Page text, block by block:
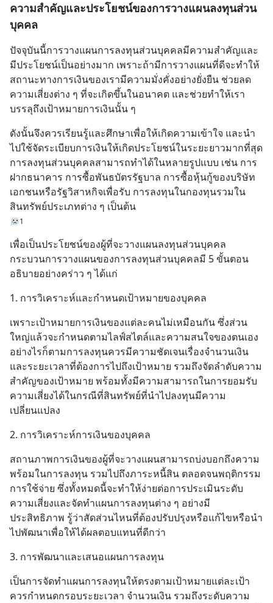
ความสำคัญและประโยชน์ของการวางแผนลงทุนส่วน
บุคคล
ปัจจุบันนี้การวางแผนการลงทุนส่วนบุคคลมีความสำคัญและ
มีประโยชน์เป็นอย่างมาก เพราะถ้ามีการวางแผนที่ดีจะทำให้
สถานะทางการเงินของเรามีความมั่งคั่งอย่างยั่งยืน ช่วยลด
ความเสี่ยงต่าง ๆ ที่จะเกิดขึ้นในอนาคต และช่วยทำให้เรา
บรรลุถึงเป้าหมายการเงินนั้น ๆ
ดังนั้นจึงควรเรียนรู้และศึกษาเพื่อให้เกิดความเข้าใจ และนำ
ไปใช้จัดระเบียบการเงินให้เกิดประโยชน์ในระยะยาวมากที่สุด
การลงทุนส่วนบุคคลสามารถทำได้ในหลายรูปแบบ เช่น การ
ฝากธนาคาร การซื้อพันธบัตรรัฐบาล การซื้อหุ้นกู้ของบริษัท
เอกชนหรือรัฐวิสาหกิจเพื่อรับ การลงทุนในกองทุนรวมใน
สินทรัพย์ประเภทต่าง ๆ เป็นต้น
1
เพื่อเป็นประโยชน์ของผู้ที่จะวางแผนลงทุนส่วนบุคคล
กระบวนการวางแผนของการลงทุนส่วนบุคคลมี 5 ขั้นตอน
อธิบายอย่างคร่าว ๆ ได้แก่
1. การวิเคราะห์และกำหนดเป้าหมายของบุคคล
เพราะเป้าหมายการเงินของแต่ละคนไม่เหมือนกัน ซึ่งส่วน
ใหญ่แล้วจะกำหนดตามไลฟ์สไตล์และความสนใจของตนเอง
อย่างไรก็ตามการลงทุนควรมีความชัดเจนเรื่องจำนวนเงิน
และระยะเวลาที่ต้องการไปถึงเป้าหมาย รวมถึงจัดลำดับความ
สำคัญของเป้าหมาย พร้อมทั้งมีความสามารถในการยอมรับ
ความเสี่ยงได้ในกรณีที่สินทรัพย์ที่นำไปลงทุนมีความ
เปลี่ยนแปลง
2. การวิเคราะห์การเงินของบุคคล
สถานภาพการเงินของผู้ที่จะวางแผนสามารถบ่งบอกถึงความ
พร้อมในการลงทุน รวมไปถึงภาระหนี้สิน ตลอดจนพฤติกรรม
การใช้จ่าย ซึ่งทั้งหมดนี้จะทำให้ง่ายต่อการประเมินระดับ
ความเสี่ยงและจัดทำแผนการลงทุนต่าง ๆ อย่างมี
ประสิทธิภาพ รู้ว่าสัดส่วนไหนที่ต้องปรับปรุงหรือแก้ไขหรือนำ
ไปพัฒนาเพื่อให้ได้ผลตอบแทนที่ดีกว่า
3. การพัฒนาและเสนอแผนการลงทุน
เป็นการจัดทำแผนการลงทุนให้ตรงตามเป้าหมายแต่ละเป้า
ควรกำหนดกรอบระยะเวลา จำนวนเงิน รวมถึงระดับความ